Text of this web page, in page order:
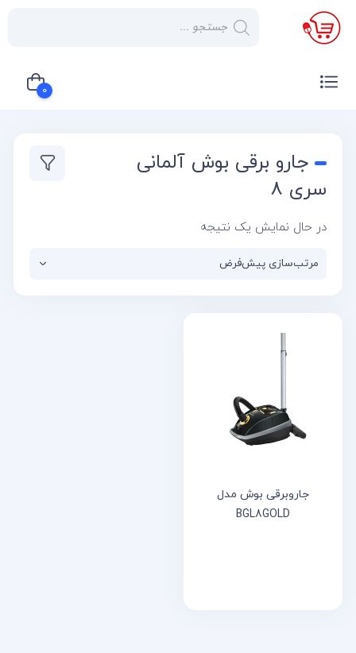
×
صفحه
صوتی و
کولر
نوشته
0
سبد خرید شما خالی استجارو برقی بوش آلمانی
سری 8
در حال نمایش یک نتیجه
جاروبرقی بوش مدل
BGL8GOLD